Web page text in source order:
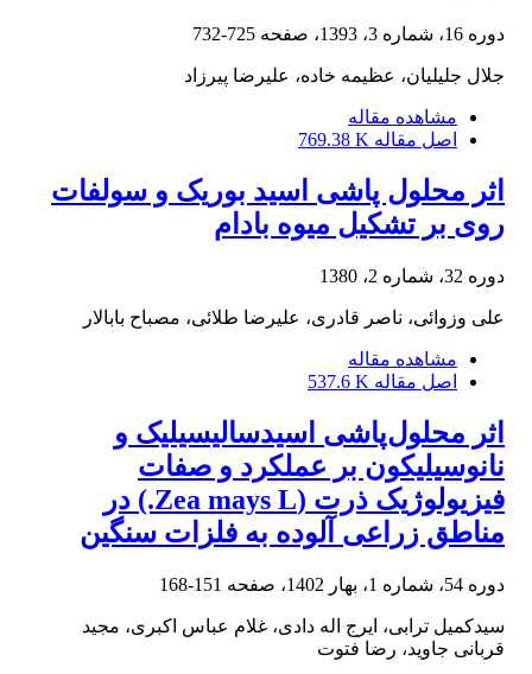
دوره 16، شماره 3، 1393، صفحه 725-732
جلال جلیلیان، عظیمه خاده، علیرضا پیرزاد
مشاهده مقاله
اصل مقاله 769.38 K
اثر محلول پاشی اسید بوریک و سولفات
روی بر تشکیل میوه بادام
دوره 32، شماره 2، 1380
علی وزوائی، ناصر قادری، علیرضا طلائی، مصباح بابالار
مشاهده مقاله
اصل مقاله 537.6 K
اثر محلول‌پاشی اسید‌سالیسیلیک و
نانوسیلیکون بر عملکرد و صفات
فیزیولوژیک ذرت (Zea mays L.) در
مناطق زراعی آلوده به فلزات سنگین
دوره 54، شماره 1، بهار 1402، صفحه 151-168
سیدکمیل ترابی، ایرج اله دادی، غلام عباس اکبری، مجید
قربانی جاوید، رضا فتوت